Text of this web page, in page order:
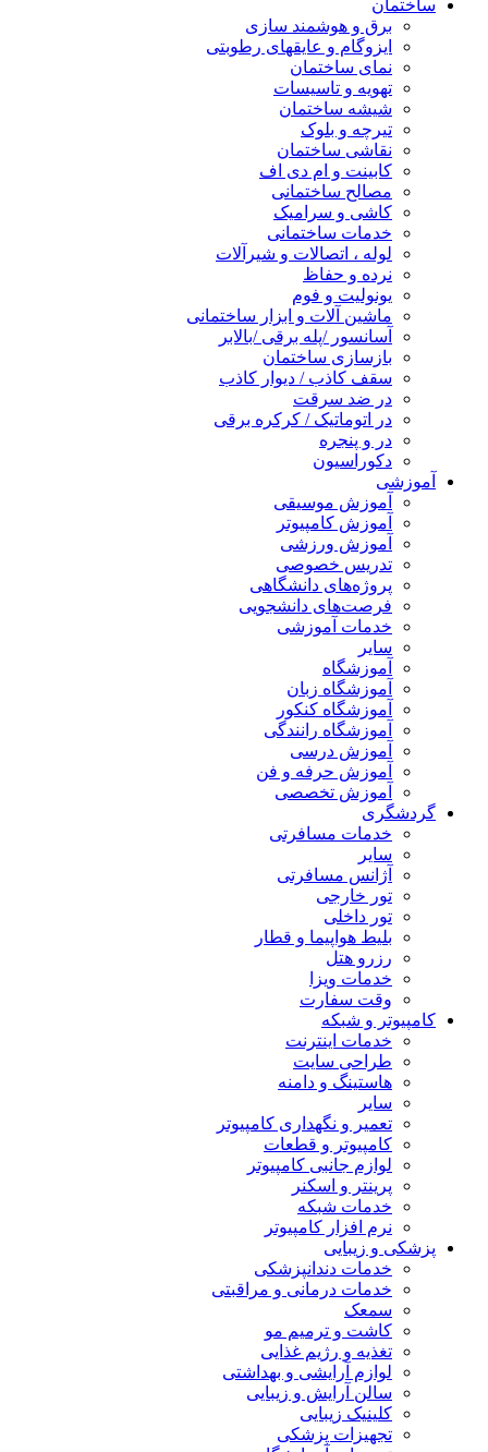
ساختمان
برق و هوشمند سازی
ایزوگام و عایقهای رطوبتی
نمای ساختمان
تهویه و تاسیسات
شیشه ساختمان
تیرچه و بلوک
نقاشی ساختمان
کابینت و ام دی اف
مصالح ساختمانی
کاشی و سرامیک
خدمات ساختمانی
لوله ، اتصالات و شیرآلات
نرده و حفاظ
یونولیت و فوم
ماشین آلات و ابزار ساختمانی
آسانسور /پله برقی /بالابر
بازسازی ساختمان
سقف کاذب / دیوار کاذب
در ضد سرقت
در اتوماتیک / کرکره برقی
در و پنجره
دکوراسیون
آموزشی
آموزش موسیقی
آموزش کامپیوتر
آموزش ورزشی
تدریس خصوصی
پروژه‌های دانشگاهی
فرصت‌های دانشجویی
خدمات آموزشی
سایر
آموزشگاه
آموزشگاه زبان
آموزشگاه کنکور
آموزشگاه رانندگی
آموزش درسی
آموزش حرفه و فن
آموزش تخصصی
گردشگری
خدمات مسافرتی
سایر
آژانس مسافرتی
تور خارجی
تور داخلی
بلیط هواپیما و قطار
رزرو هتل
خدمات ویزا
وقت سفارت
کامپیوتر و شبکه
خدمات اینترنت
طراحی سایت
هاستینگ و دامنه
سایر
تعمیر و نگهداری کامپیوتر
کامپیوتر و قطعات
لوازم جانبی کامپیوتر
پرینتر و اسکنر
خدمات شبکه
نرم افزار کامپیوتر
پزشکی و زیبایی
خدمات دندانپزشکی
خدمات درمانی و مراقبتی
سمعک
کاشت و ترمیم مو
تغذیه و رژیم غذایی
لوازم آرایشی و بهداشتی
سالن آرایش و زیبایی
کلینیک زیبایی
تجهیزات پزشکی